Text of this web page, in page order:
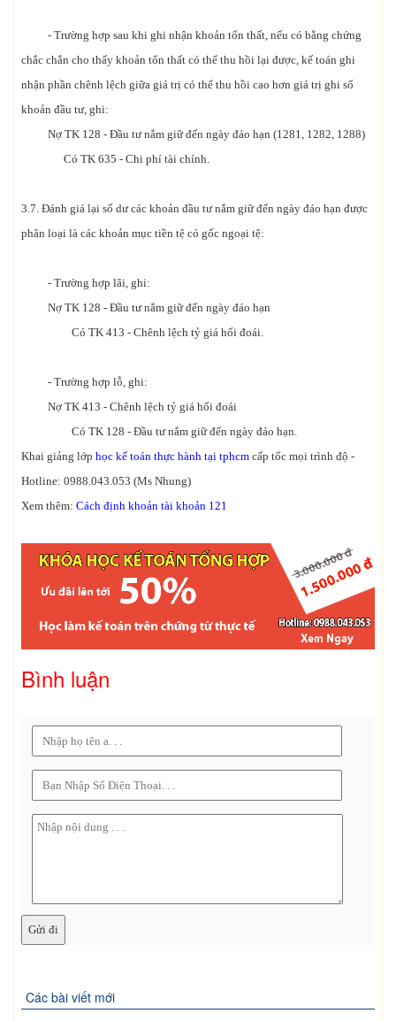
- Trường hợp sau khi ghi nhận khoản tổn thất, nếu có bằng chứng
chắc chắn cho thấy khoản tổn thất có thể thu hồi lại được, kế toán ghi
nhận phần chênh lệch giữa giá trị có thể thu hồi cao hơn giá trị ghi sổ
khoản đầu tư, ghi:
Nợ TK 128 - Đầu tư nắm giữ đến ngày đáo hạn (1281, 1282, 1288)
Có TK 635 - Chi phí tài chính.
3.7. Đánh giá lại số dư các khoản đầu tư nắm giữ đến ngày đáo hạn được
phân loại là các khoản mục tiền tệ có gốc ngoại tệ:
- Trường hợp lãi, ghi:
Nợ TK 128 - Đầu tư nắm giữ đến ngày đáo hạn
Có TK 413 - Chênh lệch tỷ giá hối đoái.
- Trường hợp lỗ, ghi:
Nợ TK 413 - Chênh lệch tỷ giá hối đoái
Có TK 128 - Đầu tư nắm giữ đến ngày đáo hạn.
Khai giảng lớp học kế toán thực hành tại tphcm cấp tốc mọi trình độ -
Hotline: 0988.043.053 (Ms Nhung)
Xem thêm: Cách định khoản tài khoản 121
Bình luận
Các bài viết mới